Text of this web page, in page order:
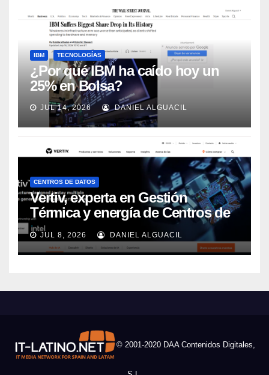
IBM TECNOLOGÍAS
¿Por qué IBM ha caído hoy un
25% en Bolsa?
JUL 14, 2026 DANIEL ALGUACIL
CENTROS DE DATOS
Vertiv, experta en Gestión
Térmica y energía de Centros de
Datos, sigue su crecimiento
imparable
JUL 8, 2026 DANIEL ALGUACIL
© 2001-2020 DAA Contenidos Digitales,